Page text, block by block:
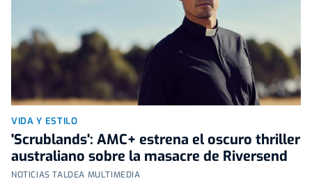
VIDA Y ESTILO
'Scrublands': AMC+ estrena el oscuro thriller
australiano sobre la masacre de Riversend
NOTICIAS TALDEA MULTIMEDIA